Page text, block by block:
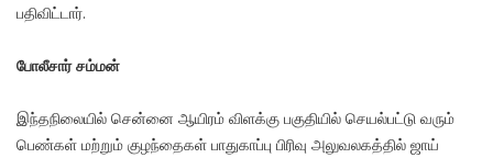
பதிவிட்டார்.
போலீசார் சம்மன்
இந்தநிலையில் சென்னை ஆயிரம் விளக்கு பகுதியில் செயல்பட்டு வரும்
பெண்கள் மற்றும் குழந்தைகள் பாதுகாப்பு பிரிவு அலுவலகத்தில் ஜாய்